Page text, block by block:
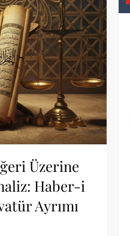
Üzerine
Haber-i
Ayrımı